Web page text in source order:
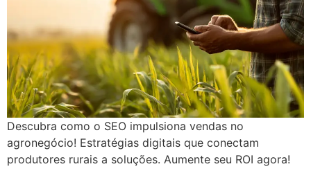
Descubra como o SEO impulsiona vendas no
agronegócio! Estratégias digitais que conectam
produtores rurais a soluções. Aumente seu ROI agora!